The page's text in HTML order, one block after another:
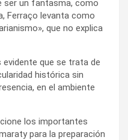
ser un fantasma, como
Ferraço levanta como
que no explica
evidente que se trata de
histórica sin
en el ambiente
los importantes
para la preparación